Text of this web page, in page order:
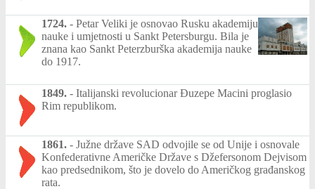
1724. - Petar Veliki je osnovao Rusku akademiju
nauke i umjetnosti u Sankt Petersburgu. Bila je
znana kao Sankt Peterzburška akademija nauke
do 1917.
1849. - Italijanski revolucionar Đuzepe Macini proglasio
Rim republikom.
1861. - Južne države SAD odvojile se od Unije i osnovale
Konfederativne Američke Države s Džefersonom Dejvisom
kao predsednikom, što je dovelo do Američkog građanskog
rata.